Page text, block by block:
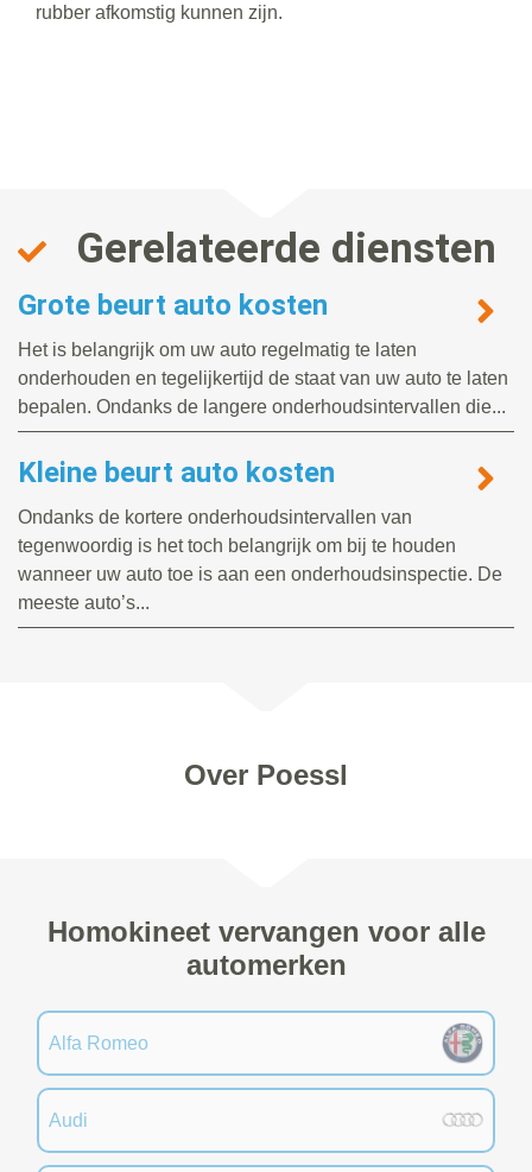
rubber afkomstig kunnen zijn.
Gerelateerde diensten
Grote beurt auto kosten
Het is belangrijk om uw auto regelmatig te laten
onderhouden en tegelijkertijd de staat van uw auto te laten
bepalen. Ondanks de langere onderhoudsintervallen die...
Kleine beurt auto kosten
Ondanks de kortere onderhoudsintervallen van
tegenwoordig is het toch belangrijk om bij te houden
wanneer uw auto toe is aan een onderhoudsinspectie. De
meeste auto’s...
Over Poessl
Homokineet vervangen voor alle
automerken
Alfa Romeo
Audi